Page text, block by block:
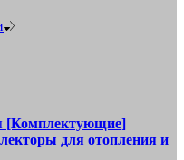
[Комплектующие]
для отопления и